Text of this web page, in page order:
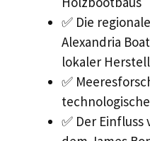
✅ Die
Alexandria
lokaler
✅
✅ Der